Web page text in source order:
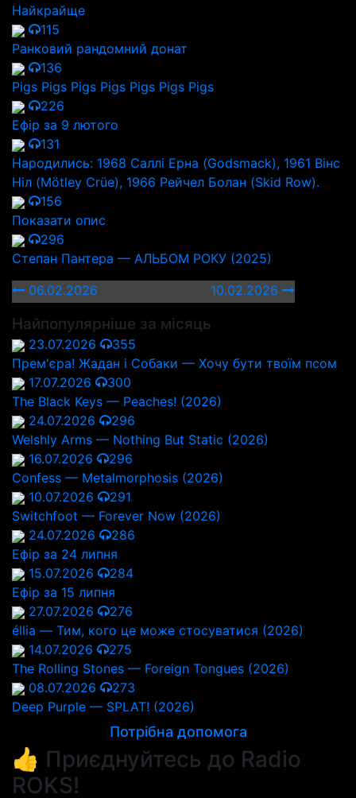
Найкрайще
115
Ранковий рандомний донат
136
Pigs Pigs Pigs Pigs Pigs Pigs Pigs
226
Ефір за 9 лютого
131
Народились: 1968 Саллі Ерна (Godsmack), 1961 Вінс
Ніл (Mötley Crüe), 1966 Рейчел Болан (Skid Row).
156
Показати опис
296
Степан Пантера — АЛЬБОМ РОКУ (2025)
06.02.2026
10.02.2026
Найпопулярніше за місяць
23.07.2026
355
Прем'єра! Жадан і Собаки — Хочу бути твоїм псом
17.07.2026
300
The Black Keys — Peaches! (2026)
24.07.2026
296
Welshly Arms — Nothing But Static (2026)
16.07.2026
296
Confess — Metalmorphosis (2026)
10.07.2026
291
Switchfoot — Forever Now (2026)
24.07.2026
286
Ефір за 24 липня
15.07.2026
284
Ефір за 15 липня
27.07.2026
276
éllia — Тим, кого це може стосуватися (2026)
14.07.2026
275
The Rolling Stones — Foreign Tongues (2026)
08.07.2026
273
Deep Purple — SPLAT! (2026)
Потрібна допомога
👍 Приєднуйтесь до Radio
ROKS!